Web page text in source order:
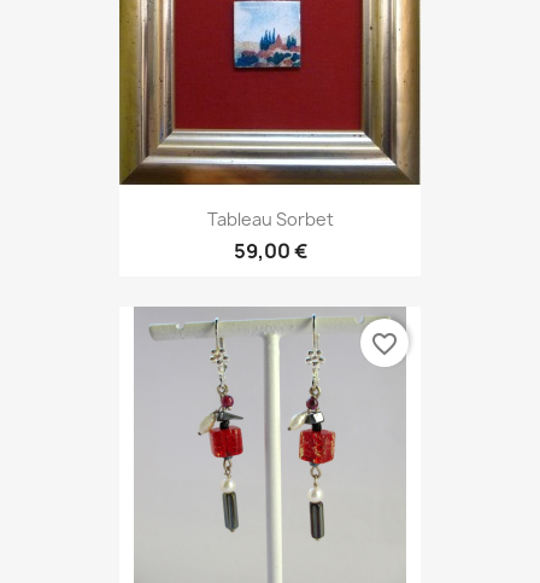
Tableau Sorbet
59,00 €
favorite_border